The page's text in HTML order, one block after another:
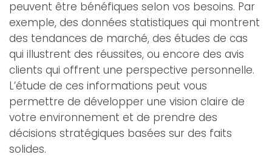
peuvent être bénéfiques selon vos besoins. Par
exemple, des données statistiques qui montrent
des tendances de marché, des études de cas
qui illustrent des réussites, ou encore des avis
clients qui offrent une perspective personnelle.
L’étude de ces informations peut vous
permettre de développer une vision claire de
votre environnement et de prendre des
décisions stratégiques basées sur des faits
solides.